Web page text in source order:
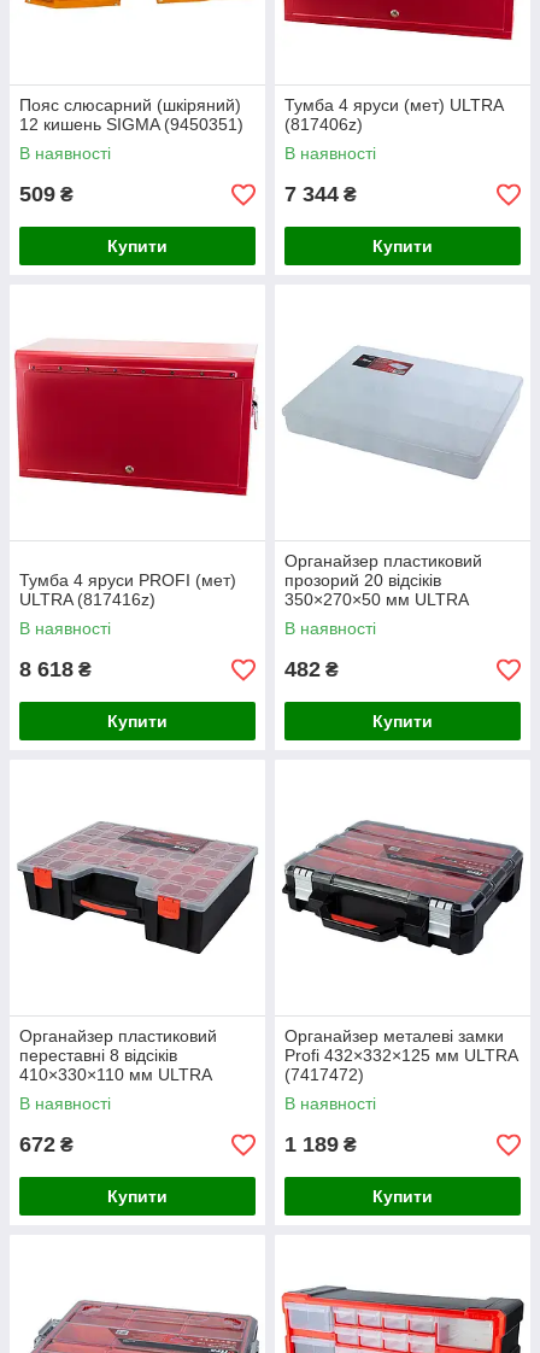
Пояс слюсарний (шкіряний)
12 кишень SIGMA (9450351)
В наявності
509 ₴
Купити
Тумба 4 яруси (мет) ULTRA
(817406z)
В наявності
7 344 ₴
Купити
Тумба 4 яруси PROFI (мет)
ULTRA (817416z)
В наявності
8 618 ₴
Купити
Органайзер пластиковий
прозорий 20 відсіків
350×270×50 мм ULTRA
(7417122)
В наявності
482 ₴
Купити
Органайзер пластиковий
переставні 8 відсіків
410×330×110 мм ULTRA
(7417262)
В наявності
672 ₴
Купити
Органайзер металеві замки
Profi 432×332×125 мм ULTRA
(7417472)
В наявності
1 189 ₴
Купити